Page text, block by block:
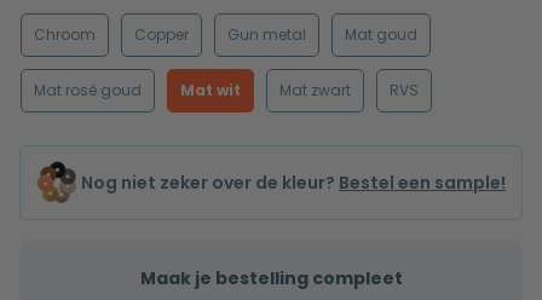
Chroom Copper Gun metal Mat goud
Mat rosé goud Mat wit Mat zwart RVS
Nog niet zeker over de kleur? Bestel een sample!
Maak je bestelling compleet